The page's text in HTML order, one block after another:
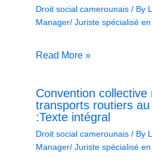
Droit social camerounais / By
Manager/ Juriste spécialisé
Read More »
Convention collective
transports routiers
:Texte intégral
Droit social camerounais / By
Manager/ Juriste spécialisé